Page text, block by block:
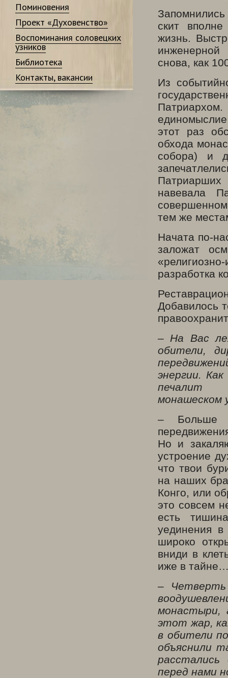
Поминовения
Проект «Духовенство»
Воспоминания соловецких
узников
Библиотека
Контакты, вакансии
скит
жизнь.
снова, как
Из
этот раз
обхода
собора) и
Патриарших
навевала
тем же
Начата по-
заложат
разработка
Добавилось
– На Вас
обители,
энергии.
монашеском
– Больше
Но и
устроение
что твои
на наших
Конго, или
это совсем
есть
уединения
широко
вниди в
иже в
– Четверть
монастыри,
этот жар,
в обители
объяснили
перед нами